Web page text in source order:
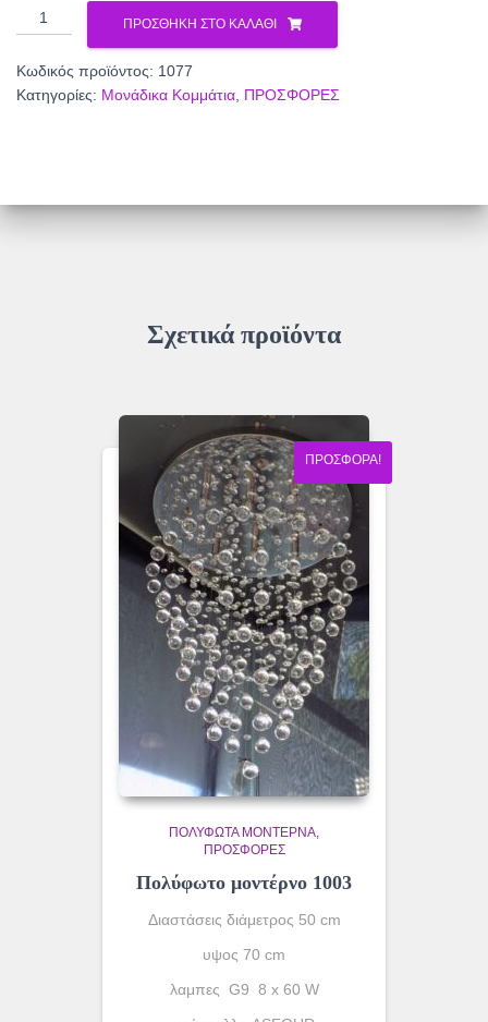
Πολύφωτο
1077
ΠΡΟΣΘΉΚΗ ΣΤΟ ΚΑΛΆΘΙ
Κωδικός προϊόντος: 1077
Κατηγορίες: Μονάδικα Κομμάτια ΠΡΟΣΦΟΡΕΣ
Σχετικά προϊόντα
ΠΡΟΣΦΟΡΆ!
ΠΟΛΎΦΩΤΑ ΜΟΝΤΈΡΝΑ
ΠΡΟΣΦΟΡΕΣ
Πολύφωτο μοντέρνο 1003
Διαστάσεις διάμετρος 50 cm
υψος 70 cm
λαμπες G9 8 x 60 W